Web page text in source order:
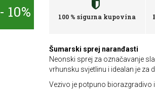
- 10% 100 % sigurna kupovina
Šumarski sprej naranđasti
Neonski sprej za označavanje
vrhunsku svjetlinu i idealan je za
Vezivo je potpuno biorazgradivo